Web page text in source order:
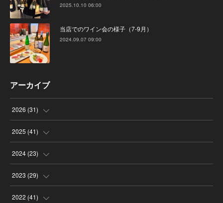
2025.10.10 06:00
当店でのワイン会の様子（7-9月）
2024.09.07 09:00
アーカイブ
2026 (31)
(4
(8
(4
(2
2025 (41)
(4
(9
(6
2024 (23)
(3
(2
2023 (29)
(3
2022 (41)